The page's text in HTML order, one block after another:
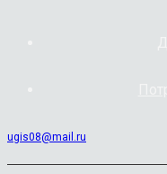
ugis08@mail.ru